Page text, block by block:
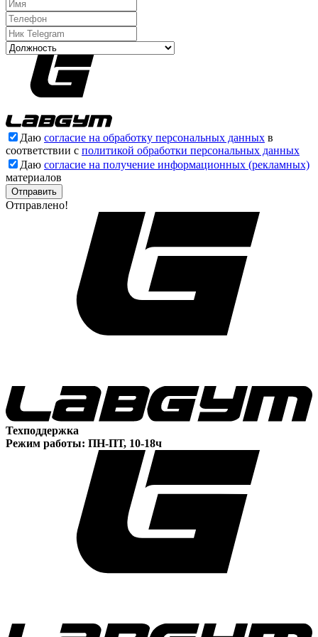
Даю согласие на обработку персональных данных в
соответствии с политикой обработки персональных данных
Даю согласие на получение информационных (рекламных)
материалов
Отправлено!
Техподдержка
Режим работы: ПН-ПТ, 10-18ч